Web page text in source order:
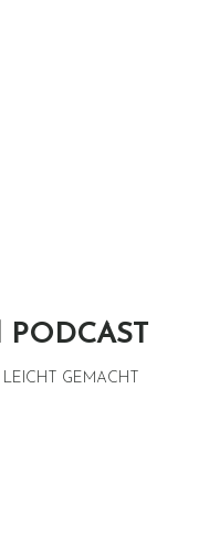
GEMACHT